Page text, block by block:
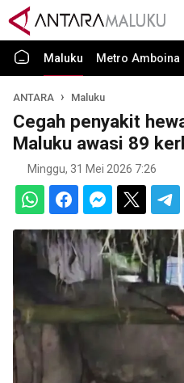
Maluku Metro Amboina
ANTARA Maluku
Cegah penyakit
Maluku awasi 89
Minggu, 31 Mei 2026 7:26